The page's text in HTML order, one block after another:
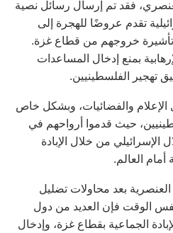
فقد تم إرسال رسائل نصية
تقدم عروضًا للهجرة إلى
تأشيرة خروجهم من قطاع غزة.
بمنع إدخال المساعدات
تهجير الفلسطينيين.
الإعلام والفضائيات، وبشكل خاص
حيث قدموا أرواحهم في
من خلال الإبادة
أمام العالم.
بعد محاولات تضليل
الوقت فإن العديد من دول
الجماعية بقطاع غزة، وإدخال